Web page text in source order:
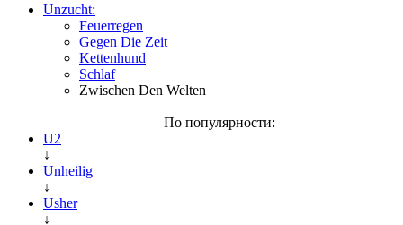
Unzucht:
Feuerregen
Gegen Die Zeit
Kettenhund
Schlaf
Zwischen Den Welten
По популярности:
U2
↓
Unheilig
↓
Usher
↓